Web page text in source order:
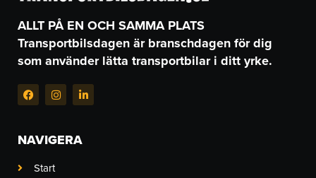
ALLT PÅ EN OCH SAMMA PLATS
Transportbilsdagen är branschdagen för dig
som använder lätta transportbilar i ditt yrke.
F
a
c
o
I
n
s
g
a
m
L
i
n
d
NAVIGERA
Start